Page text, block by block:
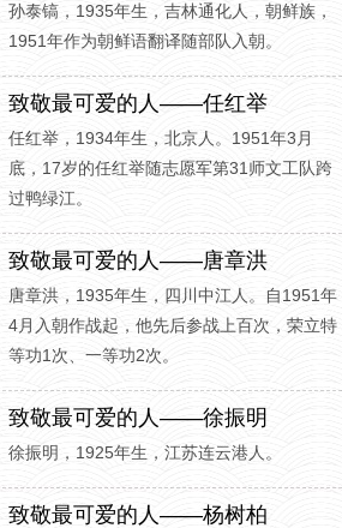
孙泰镐，1935年生，吉林通化人，朝鲜族，
1951年作为朝鲜语翻译随部队入朝。
致敬最可爱的人——任红举
任红举，1934年生，北京人。1951年3月
底，17岁的任红举随志愿军第31师文工队跨
过鸭绿江。
致敬最可爱的人——唐章洪
唐章洪，1935年生，四川中江人。自1951年
4月入朝作战起，他先后参战上百次，荣立特
等功1次、一等功2次。
致敬最可爱的人——徐振明
徐振明，1925年生，江苏连云港人。
致敬最可爱的人——杨树柏